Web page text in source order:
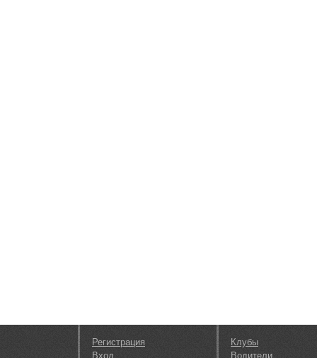
Регистрация
Вход
Клубы
Водители